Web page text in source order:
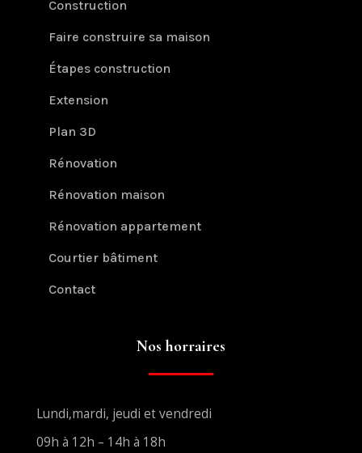
Construction
Faire construire sa maison
Étapes construction
Extension
Plan 3D
Rénovation
Rénovation maison
Rénovation appartement
Courtier bâtiment
Contact
Nos horraires
Lundi,mardi, jeudi et vendredi
09h à 12h – 14h à 18h